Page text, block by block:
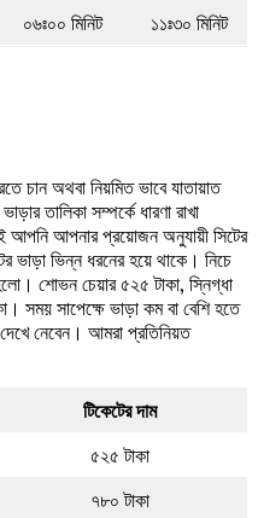
০৬ঃ০০ মিনিট ১১ঃ৩০ মিনিট
চান অথবা নিয়মিত ভাবে যাতায়াত
তালিকা সম্পর্কে ধারণা রাখা
আপনি আপনার প্রয়োজন অনুযায়ী সিটের
ভাড়া ভিন্ন ধরনের হয়ে থাকে। নিচে
শোভন চেয়ার ৫২৫ টাকা, স্নিগ্ধা
সময় সাপেক্ষে ভাড়া কম বা বেশি হতে
নেবেন। আমরা প্রতিনিয়ত
টিকেটের দাম
৫২৫ টাকা
৭৮০ টাকা